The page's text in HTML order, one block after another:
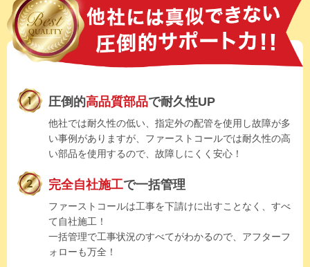
圧倒的高品質部品で耐久性UP
他社では耐久性の低い、指定外の配管を使用し故障が多
い事例がありますが、ファーストコールでは耐久性の高
い部品を使用するので、故障しにくく安心！
完全自社施工で一括管理
ファーストコールは工事を下請けに出すことなく、すべ
て自社施工！
一括管理で工事状況のすべてがわかるので、アフターフ
ォローも万全！